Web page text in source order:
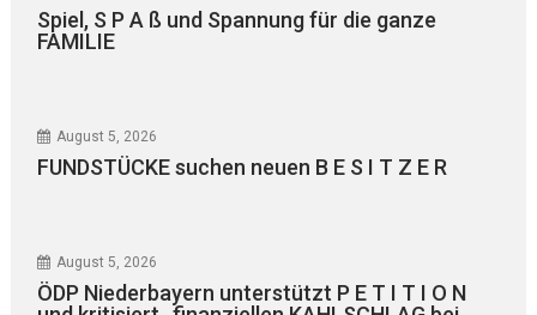
Spiel, S P A ß und Spannung für die ganze
FAMILIE
August 5, 2026
FUNDSTÜCKE suchen neuen B E S I T Z E R
August 5, 2026
ÖDP Niederbayern unterstützt P E T I T I O N